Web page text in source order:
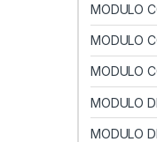
MODULO
MODULO
MODULO
MODULO
MODULO